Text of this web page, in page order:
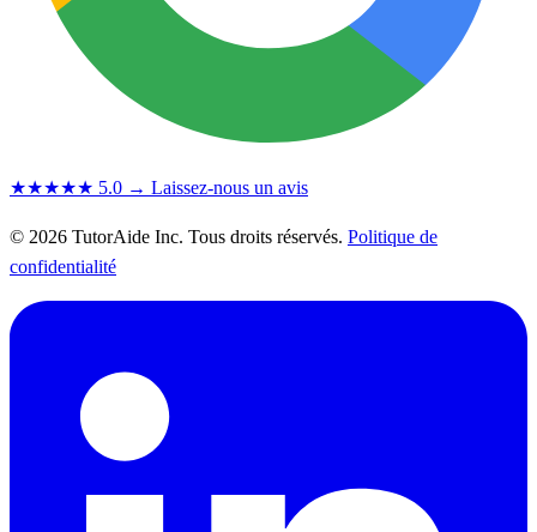
★★★★★ 5.0 → Laissez-nous un avis
© 2026 TutorAide Inc. Tous droits réservés. Politique de
confidentialité